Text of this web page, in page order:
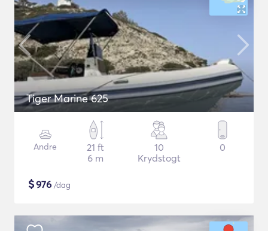
Tiger Marine 625
Andre
21 ft
6 m
10
Krydstogt
0
$976 /dag